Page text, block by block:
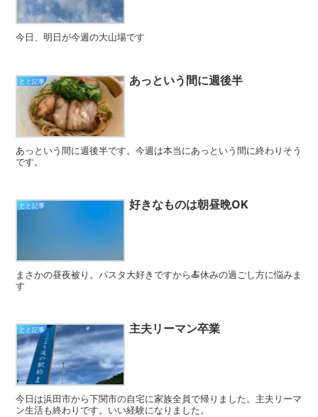
今日、明日が今週の大山場です
とと記事 あっという間に週後半
あっという間に週後半です。今週は本当にあっという間に終わりそう
です。
とと記事 好きなものは朝昼晩OK
まさかの昼夜被り。パスタ大好きですから🍝休みの過ごし方に悩みま
す
とと記事 主夫リーマン卒業
今日は浜田市から下関市の自宅に家族全員で帰りました。主夫リーマ
ン生活も終わりです。いい経験になりました。